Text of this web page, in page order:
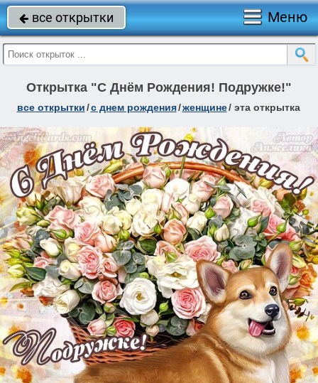
 все открытки Меню
Открытка "С Днём Рождения! Подружке!"
все открытки/c днем рождения/женщине/ эта открытка